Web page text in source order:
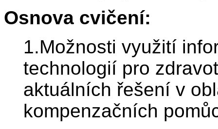
Osnova cvičení:
1.Možnosti využití
technologií pro
aktuálních řešení v
kompenzačních